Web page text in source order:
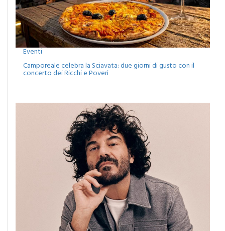
Eventi
Camporeale celebra la Sciavata: due giorni di gusto con il